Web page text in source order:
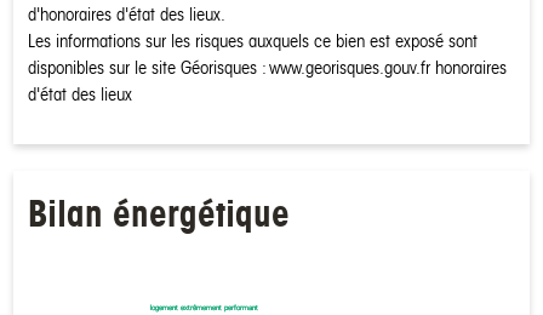
d'honoraires d'état des lieux.
Les informations sur les risques auxquels ce bien est exposé sont
disponibles sur le site Géorisques : www.georisques.gouv.fr honoraires
d'état des lieux
Bilan énergétique
logement extrêmement performant